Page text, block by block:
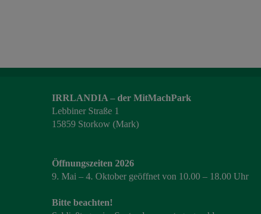
IRRLANDIA – der MitMachPark
Lebbiner Straße 1
15859 Storkow (Mark)
Öffnungszeiten 2026
9. Mai – 4. Oktober geöffnet von 10.00 – 18.00 Uhr
Bitte beachten!